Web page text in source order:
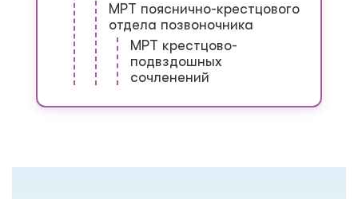
МРТ пояснично-крестцового
отдела позвоночника
МРТ крестцово-
подвздошных
сочленений